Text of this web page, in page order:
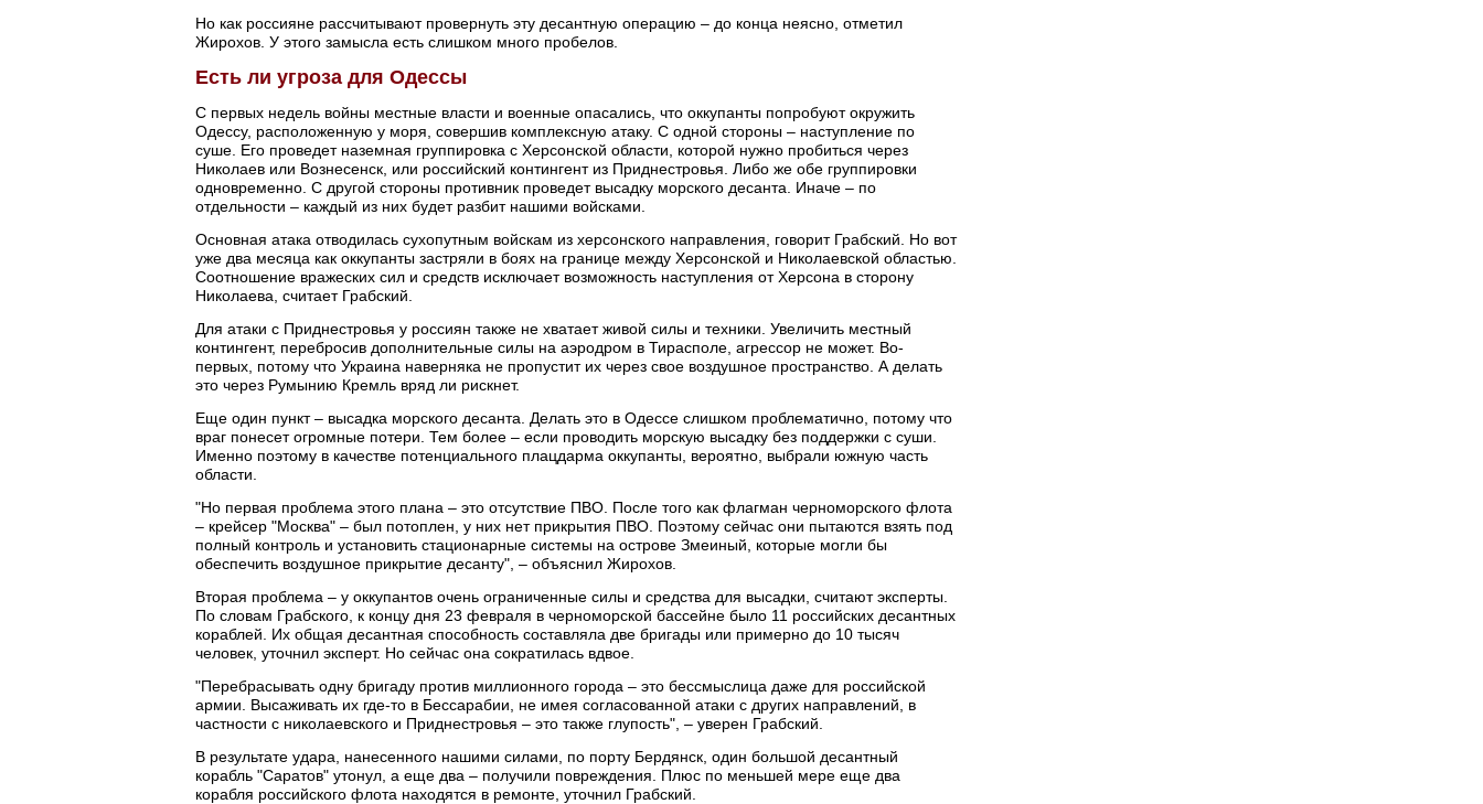
Но как россияне рассчитывают провернуть эту десантную операцию – до конца неясно, отметил
Жирохов. У этого замысла есть слишком много пробелов.
Есть ли угроза для Одессы
С первых недель войны местные власти и военные опасались, что оккупанты попробуют окружить
Одессу, расположенную у моря, совершив комплексную атаку. С одной стороны – наступление по
суше. Его проведет наземная группировка с Херсонской области, которой нужно пробиться через
Николаев или Вознесенск, или российский контингент из Приднестровья. Либо же обе группировки
одновременно. С другой стороны противник проведет высадку морского десанта. Иначе – по
отдельности – каждый из них будет разбит нашими войсками.
Основная атака отводилась сухопутным войскам из херсонского направления, говорит Грабский. Но вот
уже два месяца как оккупанты застряли в боях на границе между Херсонской и Николаевской областью.
Соотношение вражеских сил и средств исключает возможность наступления от Херсона в сторону
Николаева, считает Грабский.
Для атаки с Приднестровья у россиян также не хватает живой силы и техники. Увеличить местный
контингент, перебросив дополнительные силы на аэродром в Тирасполе, агрессор не может. Во-
первых, потому что Украина наверняка не пропустит их через свое воздушное пространство. А делать
это через Румынию Кремль вряд ли рискнет.
Еще один пункт – высадка морского десанта. Делать это в Одессе слишком проблематично, потому что
враг понесет огромные потери. Тем более – если проводить морскую высадку без поддержки с суши.
Именно поэтому в качестве потенциального плацдарма оккупанты, вероятно, выбрали южную часть
области.
"Но первая проблема этого плана – это отсутствие ПВО. После того как флагман черноморского флота
– крейсер "Москва" – был потоплен, у них нет прикрытия ПВО. Поэтому сейчас они пытаются взять под
полный контроль и установить стационарные системы на острове Змеиный, которые могли бы
обеспечить воздушное прикрытие десанту", – объяснил Жирохов.
Вторая проблема – у оккупантов очень ограниченные силы и средства для высадки, считают эксперты.
По словам Грабского, к концу дня 23 февраля в черноморской бассейне было 11 российских десантных
кораблей. Их общая десантная способность составляла две бригады или примерно до 10 тысяч
человек, уточнил эксперт. Но сейчас она сократилась вдвое.
"Перебрасывать одну бригаду против миллионного города – это бессмыслица даже для российской
армии. Высаживать их где-то в Бессарабии, не имея согласованной атаки с других направлений, в
частности с николаевского и Приднестровья – это также глупость", – уверен Грабский.
В результате удара, нанесенного нашими силами, по порту Бердянск, один большой десантный
корабль "Саратов" утонул, а еще два – получили повреждения. Плюс по меньшей мере еще два
корабля российского флота находятся в ремонте, уточнил Грабский.